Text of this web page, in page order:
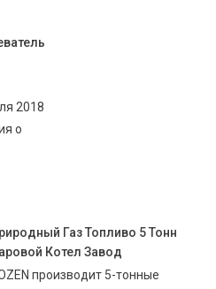
2018
о
Газ Топливо 5 Тонн
Котел Завод
производит 5-тонные